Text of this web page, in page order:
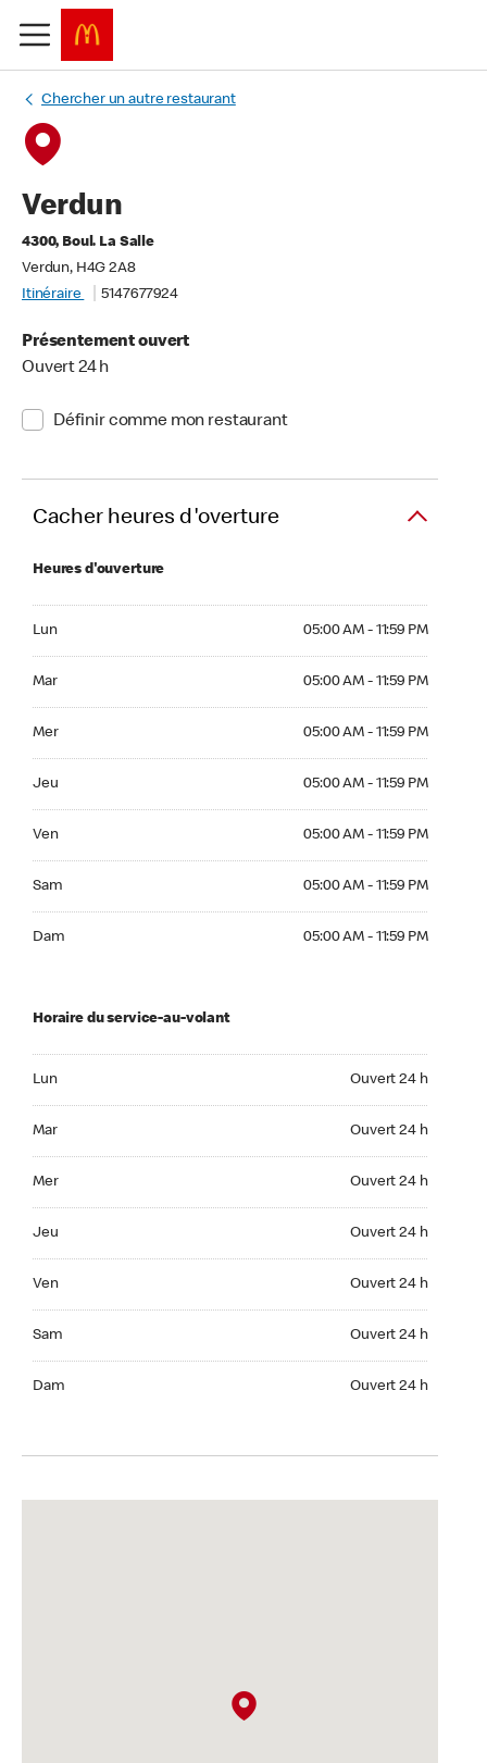
Chercher un autre restaurant
Verdun
4300, Boul. La Salle
Verdun, H4G 2A8
Itinéraire
5147677924
Présentement ouvert
Ouvert 24 h
Définir comme mon restaurant
Cacher heures d'overture
Heures d'ouverture
Lun 05:00 AM - 11:59 PM
Mar 05:00 AM - 11:59 PM
Mer 05:00 AM - 11:59 PM
Jeu 05:00 AM - 11:59 PM
Ven 05:00 AM - 11:59 PM
Sam 05:00 AM - 11:59 PM
Dam 05:00 AM - 11:59 PM
Horaire du service-au-volant
Lun Ouvert 24 h
Mar Ouvert 24 h
Mer Ouvert 24 h
Jeu Ouvert 24 h
Ven Ouvert 24 h
Sam Ouvert 24 h
Dam Ouvert 24 h